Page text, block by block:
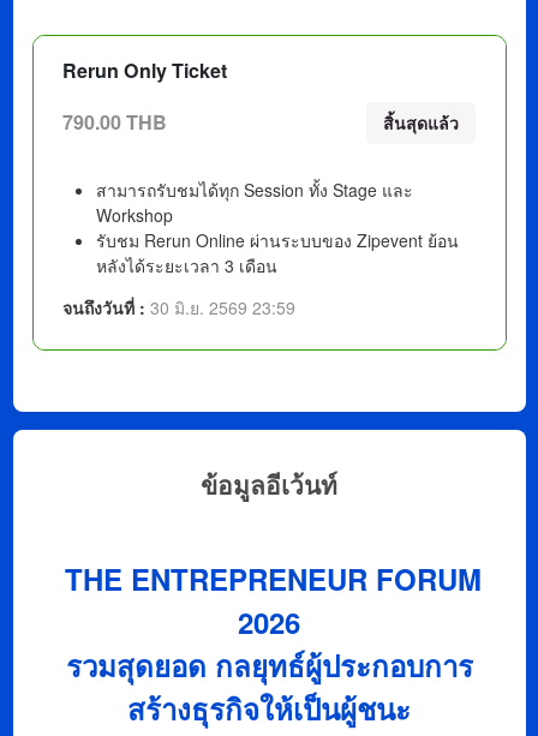
Rerun Only Ticket
790.00 THB
สิ้นสุดแล้ว
สามารถรับชมได้ทุก Session ทั้ง Stage และ
Workshop
รับชม Rerun Online ผ่านระบบของ Zipevent ย้อน
หลังได้ระยะเวลา 3 เดือน
จนถึงวันที่ : 30 มิ.ย. 2569 23:59
ข้อมูลอีเว้นท์
THE ENTREPRENEUR FORUM
2026
รวมสุดยอด กลยุทธ์ผู้ประกอบการ
สร้างธุรกิจให้เป็นผู้ชนะ